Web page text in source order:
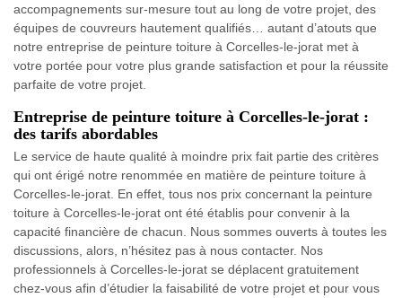
accompagnements sur-mesure tout au long de votre projet, des
équipes de couvreurs hautement qualifiés… autant d’atouts que
notre entreprise de peinture toiture à Corcelles-le-jorat met à
votre portée pour votre plus grande satisfaction et pour la réussite
parfaite de votre projet.
Entreprise de peinture toiture à Corcelles-le-jorat :
des tarifs abordables
Le service de haute qualité à moindre prix fait partie des critères
qui ont érigé notre renommée en matière de peinture toiture à
Corcelles-le-jorat. En effet, tous nos prix concernant la peinture
toiture à Corcelles-le-jorat ont été établis pour convenir à la
capacité financière de chacun. Nous sommes ouverts à toutes les
discussions, alors, n’hésitez pas à nous contacter. Nos
professionnels à Corcelles-le-jorat se déplacent gratuitement
chez-vous afin d’étudier la faisabilité de votre projet et pour vous